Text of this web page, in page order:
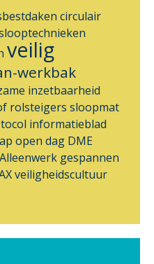
circulair
veilig
werkbak
inzetbaarheid
rolsteigers sloopmat
informatieblad
open dag DME
Alleenwerk gespannen
veiligheidscultuur